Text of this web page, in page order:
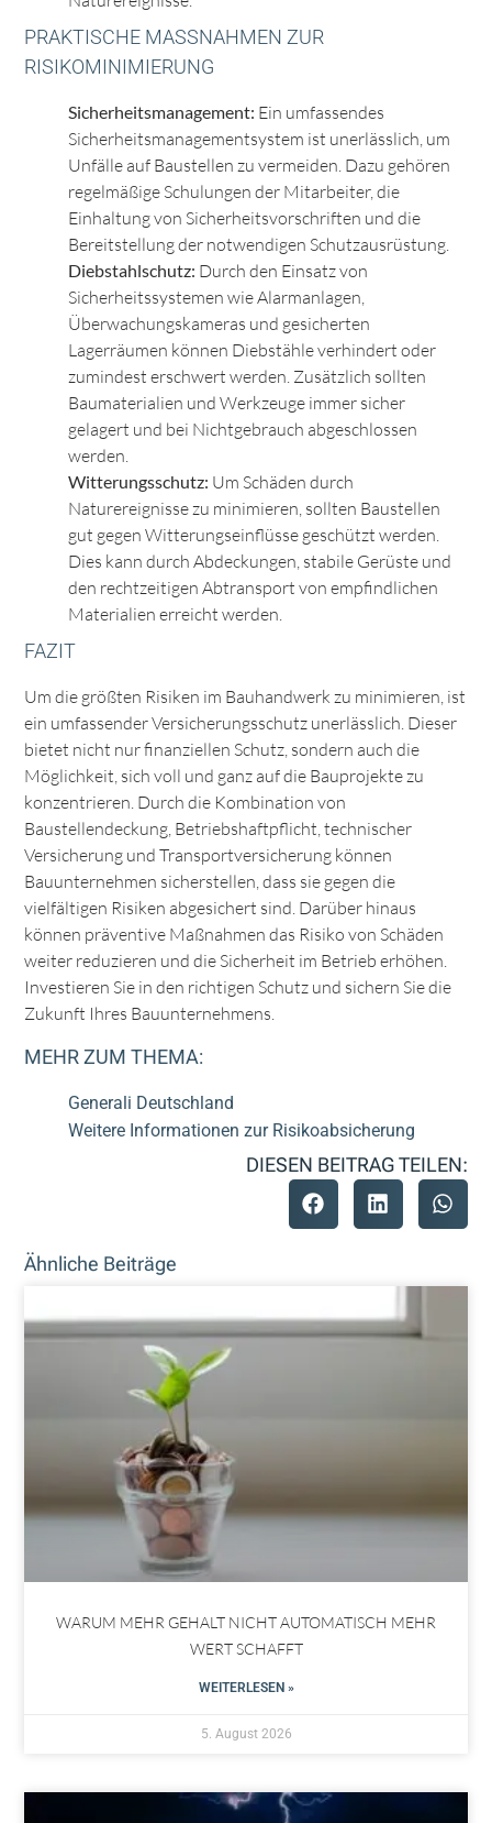
PRAKTISCHE MASSNAHMEN ZUR R
ISIKOMINIMIERUNG
Sicherheitsmanagement: Ein umfassendes
Sicherheitsmanagementsystem ist unerlässlich, um
Unfälle auf Baustellen zu vermeiden. Dazu gehören
regelmäßige Schulungen der Mitarbeiter, die
Einhaltung von Sicherheitsvorschriften und die
Bereitstellung der notwendigen Schutzausrüstung.
Diebstahlschutz: Durch den Einsatz von
Sicherheitssystemen wie Alarmanlagen,
Überwachungskameras und gesicherten
Lagerräumen können Diebstähle verhindert oder
zumindest erschwert werden. Zusätzlich sollten
Baumaterialien und Werkzeuge immer sicher
gelagert und bei Nichtgebrauch abgeschlossen
werden.
Witterungsschutz: Um Schäden durch
Naturereignisse zu minimieren, sollten Baustellen
gut gegen Witterungseinflüsse geschützt werden.
Dies kann durch Abdeckungen, stabile Gerüste und
den rechtzeitigen Abtransport von empfindlichen
Materialien erreicht werden.
FAZIT
Um die größten Risiken im Bauhandwerk zu minimieren, ist
ein umfassender Versicherungsschutz unerlässlich. Dieser
bietet nicht nur finanziellen Schutz, sondern auch die
Möglichkeit, sich voll und ganz auf die Bauprojekte zu
konzentrieren. Durch die Kombination von
Baustellendeckung, Betriebshaftpflicht, technischer
Versicherung und Transportversicherung können
Bauunternehmen sicherstellen, dass sie gegen die
vielfältigen Risiken abgesichert sind. Darüber hinaus
können präventive Maßnahmen das Risiko von Schäden
weiter reduzieren und die Sicherheit im Betrieb erhöhen.
Investieren Sie in den richtigen Schutz und sichern Sie die
Zukunft Ihres Bauunternehmens.
MEHR ZUM THEMA:
Generali Deutschland
Weitere Informationen zur Risikoabsicherung
DIESEN BEITRAG TEILEN:
Ähnliche Beiträge
WARUM MEHR GEHALT NICHT AUTOMATISCH MEHR
WERT SCHAFFT
WEITERLESEN »
5. August 2026